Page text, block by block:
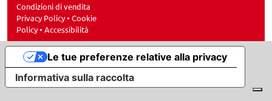
Condizioni di vendita
Privacy Policy• Cookie
Policy• Accessibilità
Informativa sulla raccolta
Le tue preferenze relative alla privacy